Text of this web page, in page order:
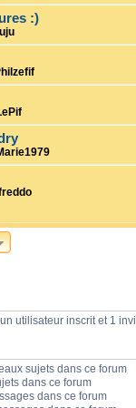
:)
utilisateur inscrit et 1
sujets dans ce forum
dans ce forum
dans ce forum